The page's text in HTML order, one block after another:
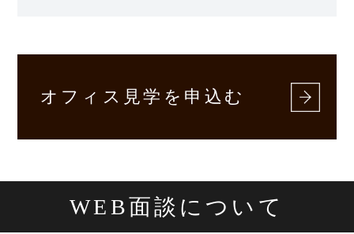
オフィス見学を申込む
WEB面談について